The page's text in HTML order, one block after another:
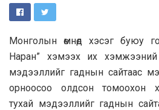
Монголын өмнөд хэсэг буюу
Наран” хэмээх их
мэдээллийг гаднын сайтаас
орноосоо олдсон томоохон
тухай мэдээллийг гаднын